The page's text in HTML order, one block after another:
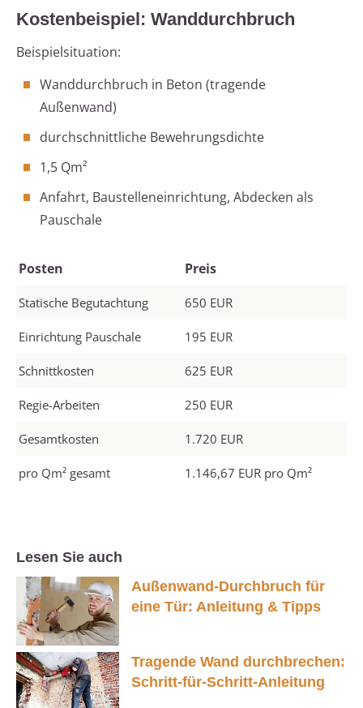
Kostenbeispiel: Wanddurchbruch
Beispielsituation:
Wanddurchbruch in Beton (tragende
Außenwand)
durchschnittliche Bewehrungsdichte
1,5 Qm²
Anfahrt, Baustelleneinrichtung, Abdecken als
Pauschale
Posten Preis
Statische Begutachtung 650 EUR
Einrichtung Pauschale 195 EUR
Schnittkosten 625 EUR
Regie-Arbeiten 250 EUR
Gesamtkosten 1.720 EUR
pro Qm² gesamt 1.146,67 EUR pro Qm²
Lesen Sie auch
Außenwand-Durchbruch für
eine Tür: Anleitung & Tipps
Tragende Wand durchbrechen:
Schritt-für-Schritt-Anleitung